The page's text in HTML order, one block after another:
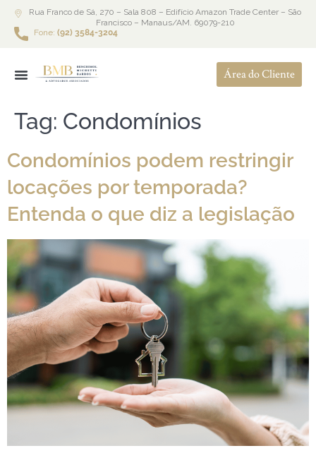
Rua Franco de Sá, 270 – Sala 808 – Edifício Amazon Trade Center – São
Francisco – Manaus/AM. 69079-210
Fone: (92) 3584-3204
Área do Cliente
Tag: Condomínios
Condomínios podem restringir
locações por temporada?
Entenda o que diz a legislação